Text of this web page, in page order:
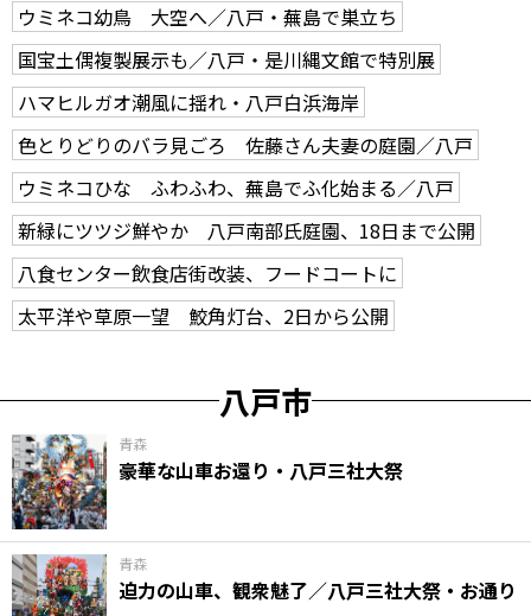
ウミネコ幼鳥 大空へ／八戸・蕪島で巣立ち
国宝土偶複製展示も／八戸・是川縄文館で特別展
ハマヒルガオ潮風に揺れ・八戸白浜海岸
色とりどりのバラ見ごろ 佐藤さん夫妻の庭園／八戸
ウミネコひな ふわふわ、蕪島でふ化始まる／八戸
新緑にツツジ鮮やか 八戸南部氏庭園、18日まで公開
八食センター飲食店街改装、フードコートに
太平洋や草原一望 鮫角灯台、2日から公開
八戸市
青森
豪華な山車お還り・八戸三社大祭
青森
迫力の山車、観衆魅了／八戸三社大祭・お通り